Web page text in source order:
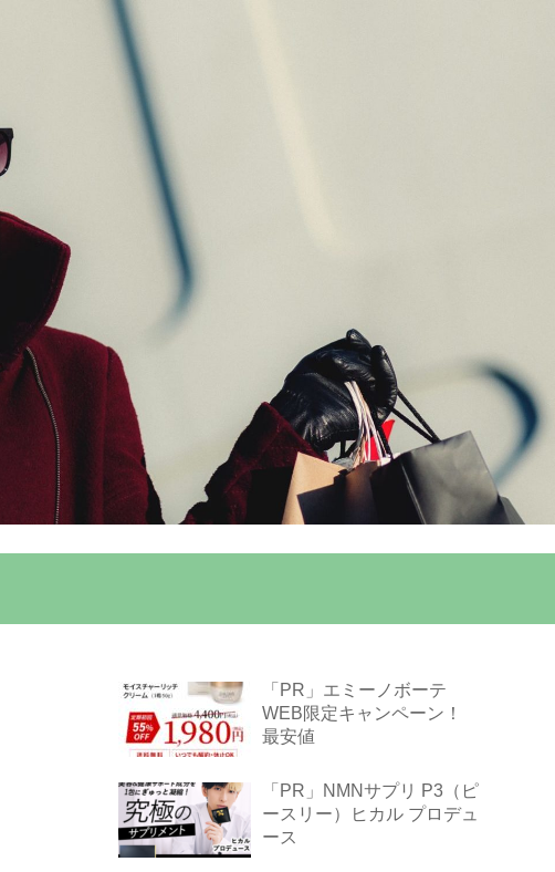
「PR」エミーノボーテ
WEB限定キャンペーン！
最安値
「PR」NMNサプリ P3（ピ
ースリー）ヒカル プロデュ
ース